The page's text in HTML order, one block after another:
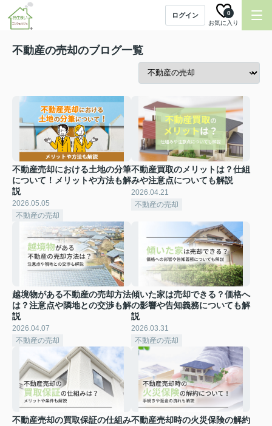
ログイン
お気に入り
0
不動産の売却のブログ一覧
不動産売却における土地の分筆
について！メリットや方法も解
説
2026.05.05
不動産の売却
不動産買取のメリットは？仕組
みや注意点についても解説
2026.04.21
不動産の売却
越境物がある不動産の売却方法
は？注意点や隣地との交渉も解
説
2026.04.07
不動産の売却
傾いた家は売却できる？価格へ
の影響や告知義務についても解
説
2026.03.31
不動産の売却
不動産売却の買取保証の仕組み不動産売却時の火災保険の解約